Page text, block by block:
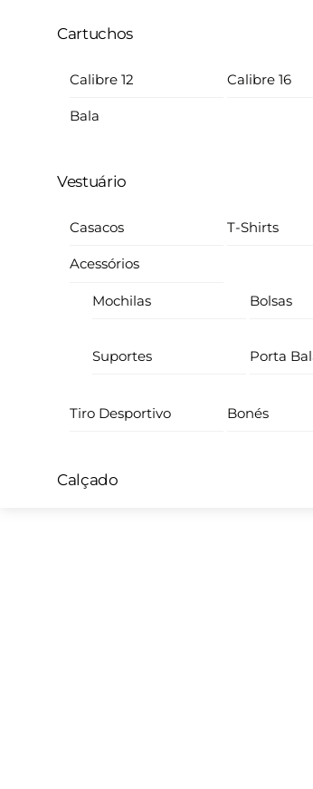
Cartuchos
Calibre 12 Calibre 16
Bala
Vestuário
Casacos T-Shirts
Acessórios
Mochilas Bolsas
Suportes Porta
Tiro Desportivo Bonés
Calçado